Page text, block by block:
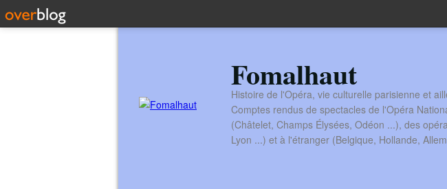
Fomalhaut
Histoire de l'Opéra, vie culturelle parisienne et
Comptes rendus de spectacles de l'Opéra
(Châtelet, Champs Élysées, Odéon ...), des
Lyon ...) et à l'étranger (Belgique, Hollande,